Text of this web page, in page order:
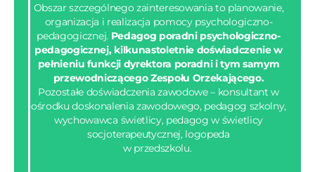
Obszar szczególnego zainteresowania to planowanie,
organizacja i realizacja pomocy psychologiczno-
pedagogicznej. Pedagog poradni psychologiczno-
pedagogicznej, kilkunastoletnie doświadczenie w
pełnieniu funkcji dyrektora poradni i tym samym
przewodniczącego Zespołu Orzekającego.
Pozostałe doświadczenia zawodowe – konsultant w
ośrodku doskonalenia zawodowego, pedagog szkolny,
wychowawca świetlicy, pedagog w świetlicy
socjoterapeutycznej, logopeda
w przedszkolu.